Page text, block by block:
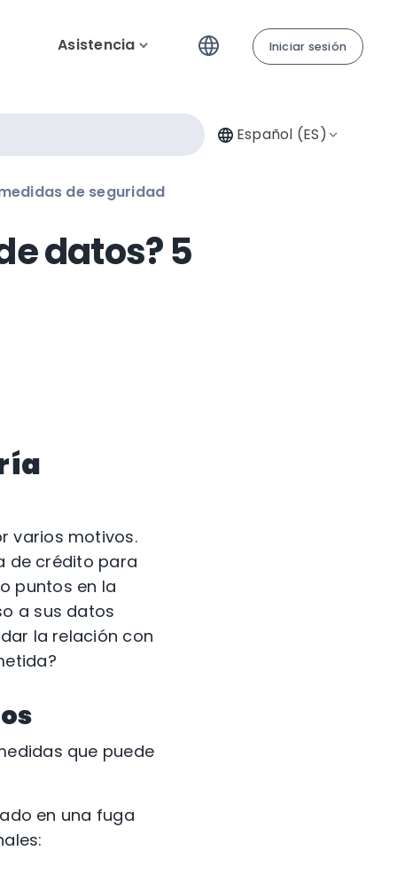
Asistencia Iniciar sesión
Español (ES)
de seguridad
datos? 5
varios motivos.
de crédito para
puntos en la
a sus datos
la relación con
que puede
en una fuga